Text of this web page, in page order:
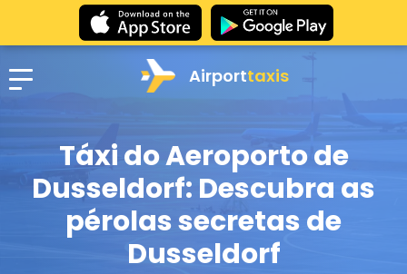
Airporttaxis
Táxi do Aeroporto de
Dusseldorf: Descubra as
pérolas secretas de
Dusseldorf